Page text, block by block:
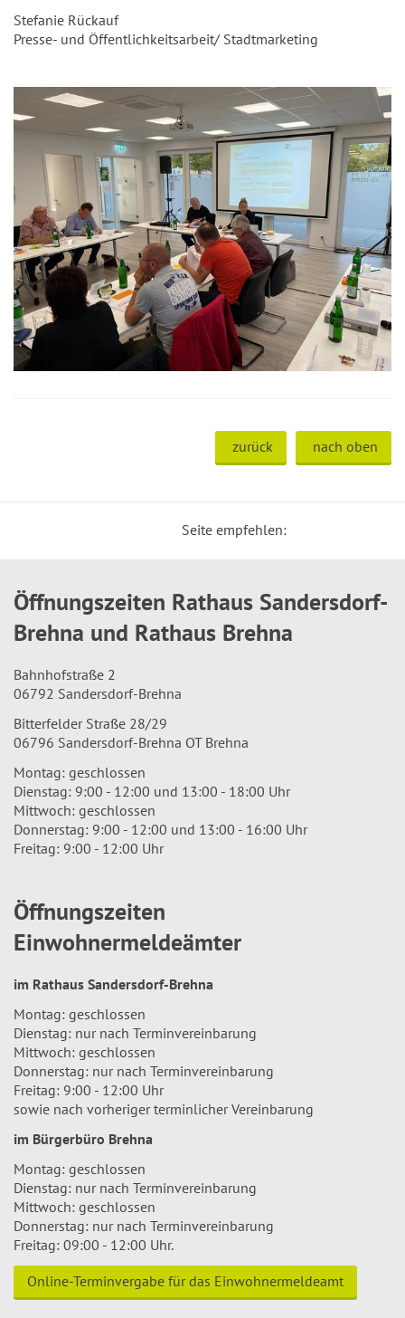
Stefanie Rückauf
Presse- und Öffentlichkeitsarbeit/ Stadtmarketing
zurück nach oben
Seite empfehlen:
Öffnungszeiten Rathaus Sandersdorf-
Brehna und Rathaus Brehna
Bahnhofstraße 2
06792 Sandersdorf-Brehna
Bitterfelder Straße 28/29
06796 Sandersdorf-Brehna OT Brehna
Montag: geschlossen
Dienstag: 9:00 - 12:00 und 13:00 - 18:00 Uhr
Mittwoch: geschlossen
Donnerstag: 9:00 - 12:00 und 13:00 - 16:00 Uhr
Freitag: 9:00 - 12:00 Uhr
Öffnungszeiten
Einwohnermeldeämter
im Rathaus Sandersdorf-Brehna
Montag: geschlossen
Dienstag: nur nach Terminvereinbarung
Mittwoch: geschlossen
Donnerstag: nur nach Terminvereinbarung
Freitag: 9:00 - 12:00 Uhr
sowie nach vorheriger terminlicher Vereinbarung
im Bürgerbüro Brehna
Montag: geschlossen
Dienstag: nur nach Terminvereinbarung
Mittwoch: geschlossen
Donnerstag: nur nach Terminvereinbarung
Freitag: 09:00 - 12:00 Uhr.
Online-Terminvergabe für das Einwohnermeldeamt